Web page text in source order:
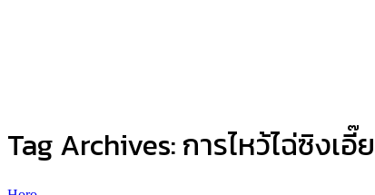
Tag Archives:การไหว้ไฉ่ซิงเอี๊ย